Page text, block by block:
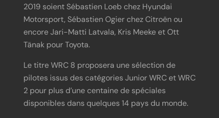
2019 soient Sébastien Loeb chez Hyundai
Motorsport, Sébastien Ogier chez Citroën ou
encore Jari-Matti Latvala, Kris Meeke et Ott
Tänak pour Toyota.
Le titre WRC 8 proposera une sélection de
pilotes issus des catégories Junior WRC et WRC
2 pour plus d’une centaine de spéciales
disponibles dans quelques 14 pays du monde.